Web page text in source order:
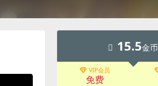
15.5金币
VIP会员
免费